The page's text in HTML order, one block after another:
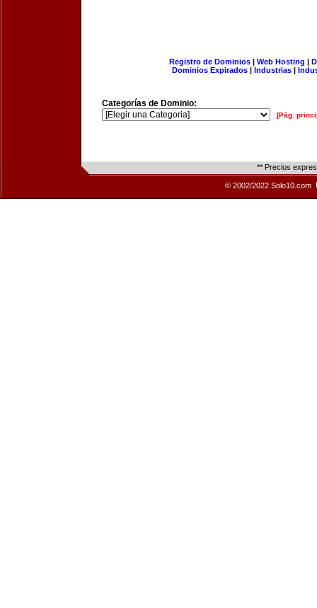
Registro de Dominios| Web Hosting |
Dominios Expirados | Industrias |
Categorías de Dominio:
[Pág.
** Precios
© 2002/2022 Solo10.com